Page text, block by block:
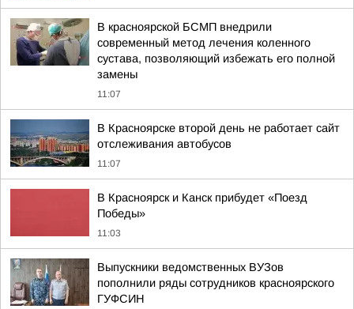
В красноярской БСМП внедрили
современный метод лечения коленного
сустава, позволяющий избежать его полной
замены
11:07
В Красноярске второй день не работает сайт
отслеживания автобусов
11:07
В Красноярск и Канск прибудет «Поезд
Победы»
11:03
Выпускники ведомственных ВУЗов
пополнили ряды сотрудников красноярского
ГУФСИН